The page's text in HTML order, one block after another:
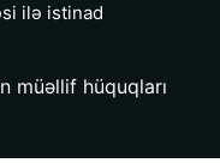
ilə istinad
müəllif hüquqları